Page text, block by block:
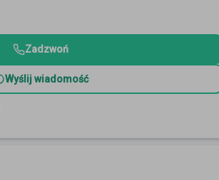
Zadzwoń
Wyślij wiadomość